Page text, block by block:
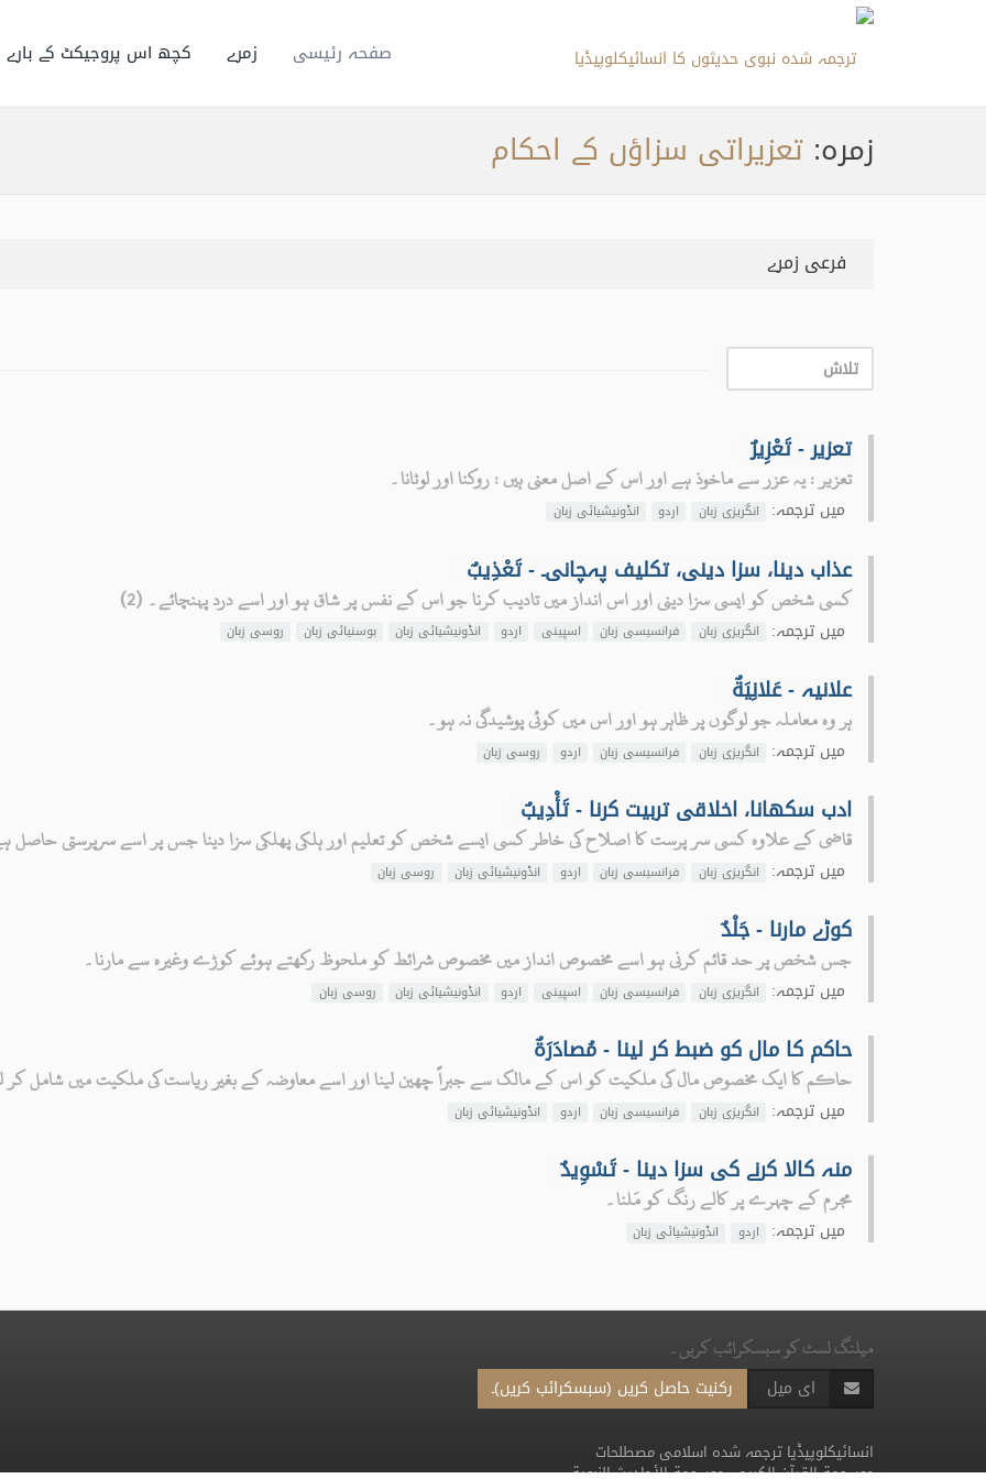
صفحہ رئیسی زمرے کچھ اس پروجیکٹ کے بارے
زمره: تعزیراتی سزاؤں کے احکام
فرعی زمرے
تعزیر - تَعْزِيرٌ
تعزیر : یہ عزر سے ماخوذ ہے اور اس کے اصل معنی ہیں : روکنا اور لوٹانا۔
میں ترجمہ: انگریزی زبان اردو انڈونیشیائی زبان
عذاب دینا، سزا دینی، تکلیف پہچانی۔ - تَعْذِيبٌ
کسی شخص کو ایسی سزا دینی اور اس انداز میں تادیب کرنا جو اس کے نفس پر شاق ہو اور اسے درد پہنچائے۔ (2)
میں ترجمہ: انگریزی زبان فرانسیسی زبان اسپینی اردو انڈونیشیائی زبان بوسنیائی زبان روسی زبان
علانیہ - عَلانِيَةٌ
ہر وہ معاملہ جو لوگوں پر ظاہر ہو اور اس میں کوئی پوشیدگی نہ ہو۔
میں ترجمہ: انگریزی زبان فرانسیسی زبان اردو روسی زبان
ادب سکھانا، اخلاقی تربیت کرنا - تَأْدِيبٌ
قاضی کے علاوہ کسی سر پرست کا اصلاح کی خاطر کسی ایسے شخص کو تعلیم اور ہلکی پھلکی سزا دینا جس پر اسے سرپرستی حاصل
میں ترجمہ: انگریزی زبان فرانسیسی زبان اردو انڈونیشیائی زبان روسی زبان
کوڑے مارنا - جَلْدٌ
جس شخص پر حد قائم کرنی ہو اسے مخصوص انداز میں مخصوص شرائط کو ملحوظ رکھتے ہوئے کوڑے وغیرہ سے مارنا۔
میں ترجمہ: انگریزی زبان فرانسیسی زبان اسپینی اردو انڈونیشیائی زبان روسی زبان
حاکم کا مال کو ضبط کر لینا - مُصادَرَةٌ
حاکم کا ایک مخصوص مال کی ملکیت کو اس کے مالک سے جبراً چھین لینا اور اسے معاوضہ کے بغیر ریاست کی ملکیت میں شامل کر
میں ترجمہ: انگریزی زبان فرانسیسی زبان اردو انڈونیشیائی زبان
منہ کالا کرنے کی سزا دینا - تَسْوِيدٌ
مجرم کے چہرے پر کالے رنگ کو مَلنا۔
میں ترجمہ: اردو انڈونیشیائی زبان
میلنگ لسٹ کو سبسکرائب کریں۔
رکنیت حاصل کریں (سبسکرائب کریں)۔
انسائیکلوپیڈیا ترجمہ شدہ اسلامی مصطلحات
موسوعة القرآن الكريم-موسوعة الأحاديث النبوية